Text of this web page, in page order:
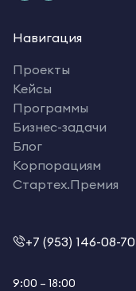
Навигация
Проекты
Кейсы
Программы
Бизнес-задачи
Блог
Корпорациям
Стартех.Премия
+7 (953) 146-08-70
9:00 – 18:00